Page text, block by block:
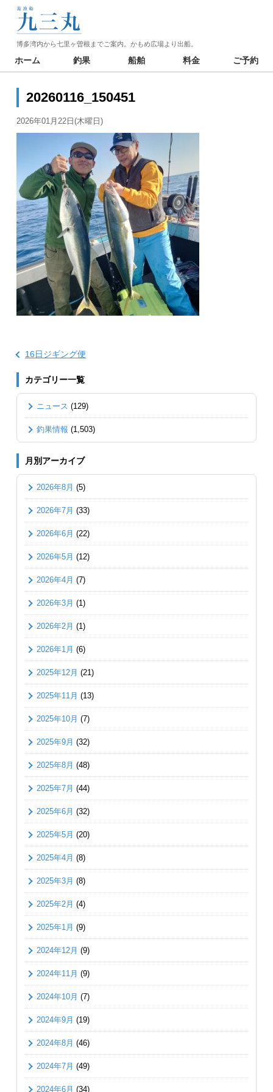
博多湾内から七里ヶ曽根までご案内。かもめ広場より出船。
ホーム 釣果 船舶 料金 ご予約
20260116_150451
2026年01月22日(木曜日)
16日ジギング便
カテゴリー一覧
ニュース (129)
釣果情報 (1,503)
月別アーカイブ
2026年8月 (5)
2026年7月 (33)
2026年6月 (22)
2026年5月 (12)
2026年4月 (7)
2026年3月 (1)
2026年2月 (1)
2026年1月 (6)
2025年12月 (21)
2025年11月 (13)
2025年10月 (7)
2025年9月 (32)
2025年8月 (48)
2025年7月 (44)
2025年6月 (32)
2025年5月 (20)
2025年4月 (8)
2025年3月 (8)
2025年2月 (4)
2025年1月 (9)
2024年12月 (9)
2024年11月 (9)
2024年10月 (7)
2024年9月 (19)
2024年8月 (46)
2024年7月 (49)
2024年6月 (34)